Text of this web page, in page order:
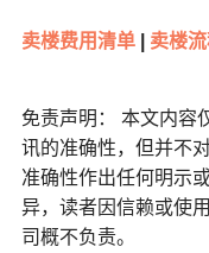
卖楼费用清单| 卖楼
免责声明： 本文内容
讯的准确性，但并不
准确性作出任何明示
异，读者因信赖或使
司概不负责。